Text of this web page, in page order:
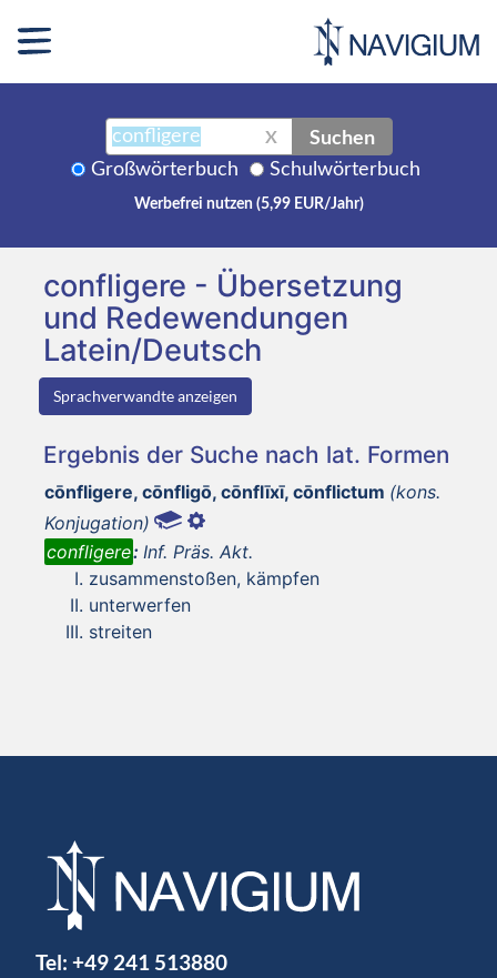
X Suchen
Großwörterbuch Schulwörterbuch
Werbefrei nutzen (5,99 EUR/Jahr)
confligere - Übersetzung
und Redewendungen
Latein/Deutsch
Sprachverwandte anzeigen
Ergebnis der Suche nach lat. Formen
cōnfligere, cōnfligō, cōnflīxī, cōnflictum (kons.
Konjugation)
confligere: Inf. Präs. Akt.
zusammenstoßen, kämpfen
unterwerfen
streiten
Tel: +49 241 513880